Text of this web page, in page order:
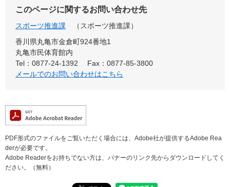
このページに関するお問い合わせ先
スポーツ推進課
スポーツ推進課
香川県丸亀市金倉町924番地1
丸亀市民体育館内
Tel：0877-24-1392
Fax：0877-85-3800
メールでのお問い合わせはこちら
PDF形式のファイルをご覧いただく場合には、Adobe社が提供するAdobe Rea
derが必要です。
Adobe Readerをお持ちでない方は、バナーのリンク先からダウンロードしてく
ださい。（無料）